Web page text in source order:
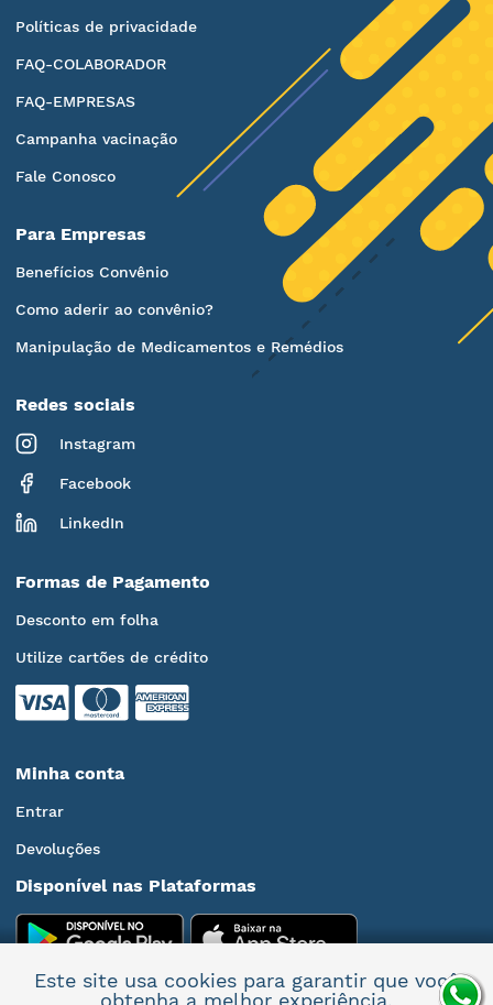
Políticas de privacidade
FAQ-COLABORADOR
FAQ-EMPRESAS
Campanha vacinação
Fale Conosco
Para Empresas
Benefícios Convênio
Como aderir ao convênio?
Manipulação de Medicamentos e Remédios
Redes sociais
Instagram
Facebook
LinkedIn
Formas de Pagamento
Desconto em folha
Utilize cartões de crédito
Minha conta
Entrar
Devoluções
Disponível nas Plataformas
Este site usa cookies para garantir que você
obtenha a melhor experiência.